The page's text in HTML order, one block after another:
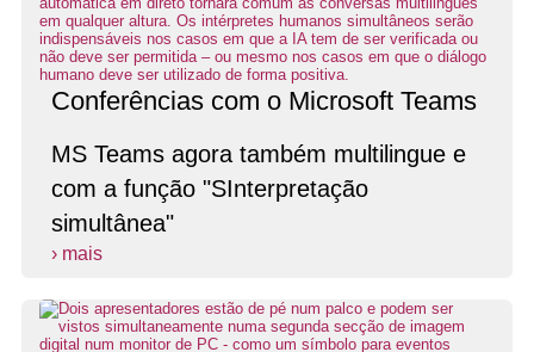
Conferências com o Microsoft Teams
MS Teams agora também multilingue e
com a função "SInterpretação
simultânea"
› mais